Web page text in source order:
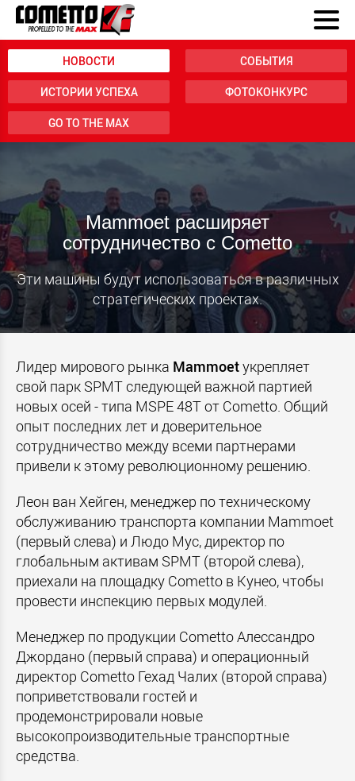
НОВОСТИ СОБЫТИЯ
ИСТОРИИ УСПЕХА ФОТОКОНКУРС
GO TO THE MAX
Mammoet расширяет
сотрудничество с Cometto
Эти машины будут использоваться в различных
стратегических проектах.
Лидер мирового рынка Mammoetукрепляет
свой парк SPMT следующей важной партией
новых осей - типа MSPE 48T от Cometto. Общий
опыт последних лет и доверительное
сотрудничество между всеми партнерами
привели к этому революционному решению.
Леон ван Хейген, менеджер по техническому
обслуживанию транспорта компании Mammoet
(первый слева) и Людо Мус, директор по
глобальным активам SPMT (второй слева),
приехали на площадку Cometto в Кунео, чтобы
провести инспекцию первых модулей.
Менеджер по продукции Cometto Алессандро
Джордано (первый справа) и операционный
директор Cometto Гехад Чалих (второй справа)
поприветствовали гостей и
продемонстрировали новые
высокопроизводительные транспортные
средства.